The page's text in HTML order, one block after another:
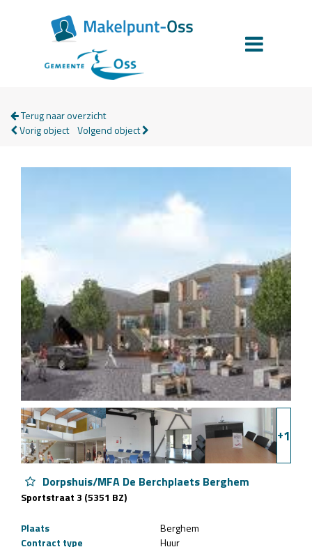
Terug naar overzicht
Vorig object Volgend object
+1
Dorpshuis/MFA De Berchplaets Berghem
Sportstraat 3 (5351 BZ)
Plaats
Berghem
Contract type
Huur